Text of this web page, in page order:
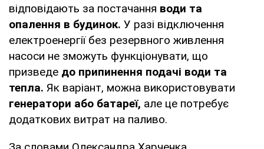
відповідають за постачання води та
опалення в будинок. У разі відключення
електроенергії без резервного живлення
насоси не зможуть функціонувати, що
призведе до припинення подачі води та
тепла. Як варіант, можна використовувати
генератори або батареї, але це потребує
додаткових витрат на паливо.